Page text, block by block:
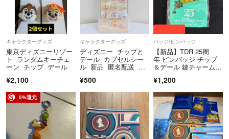
キャラクターグッズ
東京ディズニーリゾー
ト ランダムキーチェ
ーン チップ デール
¥2,100
キャラクターグッズ
ディズニー チップと
デール カプセルシー
ル 新品 匿名配送 わ
¥500
バッジ/ピンバッジ
【新品】TDR 25周
年 ピンバッジ チップ
＆デール 鍵チャーム付
¥1,200
5%還元